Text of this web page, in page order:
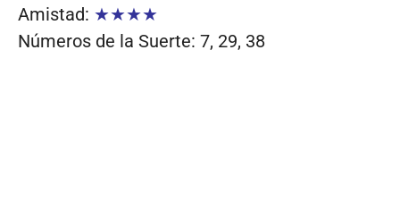
Amistad: ★★★★
Números de la Suerte: 7, 29, 38